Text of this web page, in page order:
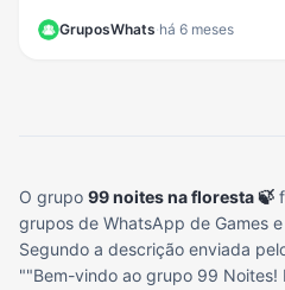
GruposWhats·há 6 meses
O grupo 99 noites na floresta 🍃
grupos de WhatsApp de Games
Segundo a descrição enviada
""Bem-vindo ao grupo 99 Noites!